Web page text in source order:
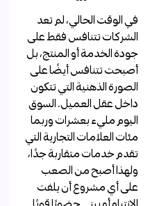
في الوقت الحالي، لم تعد
الشركات تتنافس فقط على
جودة الخدمة أو المنتج، بل
أصبحت تتنافس أيضًا على
الصورة الذهنية التي تتكون
داخل عقل العميل. السوق
اليوم مليء بعشرات وربما
مئات العلامات التجارية التي
تقدم خدمات متقاربة جدًا،
ولهذا أصبح من الصعب
على أي مشروع أن يلفت
الانتباه أو يبني حضورًا قويًا